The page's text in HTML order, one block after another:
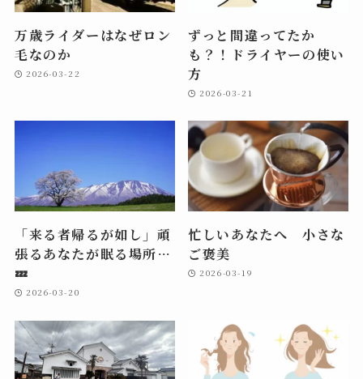
万歳ライダーはなぜロン
毛なのか
2026-03-22
ずっと間違ってたか
も？！ドライヤーの使い
方
2026-03-21
「来る者帰るが如し」頑
張るあなたが眠る場所…
💤
2026-03-20
忙しいあなたへ 小さな
ご褒美
2026-03-19